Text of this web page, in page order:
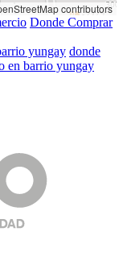
contributors
Donde Comprar
yungay donde
en barrio yungay